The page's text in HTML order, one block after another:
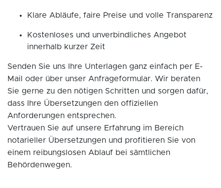
Klare Abläufe, faire Preise und volle Transparenz
Kostenloses und unverbindliches Angebot
innerhalb kurzer Zeit
Senden Sie uns Ihre Unterlagen ganz einfach per E-
Mail oder über unser Anfrageformular. Wir beraten
Sie gerne zu den nötigen Schritten und sorgen dafür,
dass Ihre Übersetzungen den offiziellen
Anforderungen entsprechen.
Vertrauen Sie auf unsere Erfahrung im Bereich
notarieller Übersetzungen und profitieren Sie von
einem reibungslosen Ablauf bei sämtlichen
Behördenwegen.